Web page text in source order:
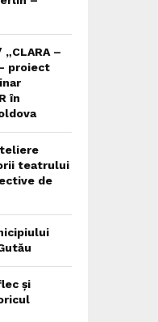
–
proiect
în
teatrului
de
și